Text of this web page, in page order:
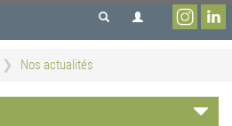
Nos actualités